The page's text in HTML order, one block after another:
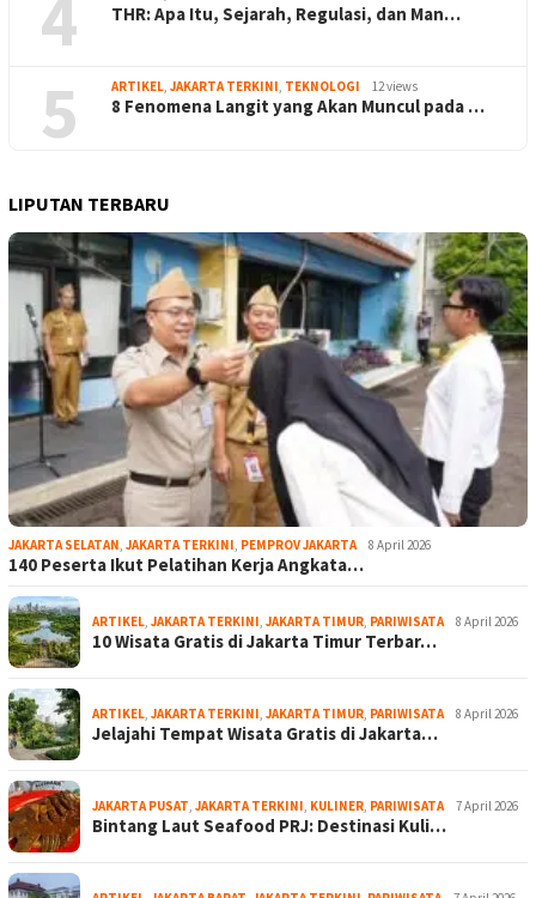
4 THR: Apa Itu, Sejarah, Regulasi, dan Man…
5 ARTIKEL, JAKARTA TERKINI, TEKNOLOGI 12 views
8 Fenomena Langit yang Akan Muncul pada …
LIPUTAN TERBARU
JAKARTA SELATAN, JAKARTA TERKINI, PEMPROV JAKARTA 8 April 2026
140 Peserta Ikut Pelatihan Kerja Angkata…
ARTIKEL, JAKARTA TERKINI, JAKARTA TIMUR, PARIWISATA 8 April 2026
10 Wisata Gratis di Jakarta Timur Terbar…
ARTIKEL, JAKARTA TERKINI, JAKARTA TIMUR, PARIWISATA 8 April 2026
Jelajahi Tempat Wisata Gratis di Jakarta…
JAKARTA PUSAT, JAKARTA TERKINI, KULINER, PARIWISATA 7 April 2026
Bintang Laut Seafood PRJ: Destinasi Kuli…